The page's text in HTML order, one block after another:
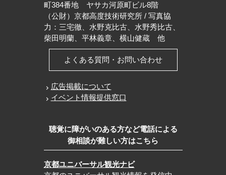
町384番地 ヤサカ河原町ビル8階
（公財）京都高度技術研究所 / 写真協
力：三宅徹、水野克比古、水野秀比古、
柴田明蘭、平林義章、横山健蔵 他
よくある質問・お問い合わせ
広告掲載について
イベント情報提供窓口
聴覚に障がいのある方など電話による
御相談が難しい方はこちら
京都ユニバーサル観光ナビ